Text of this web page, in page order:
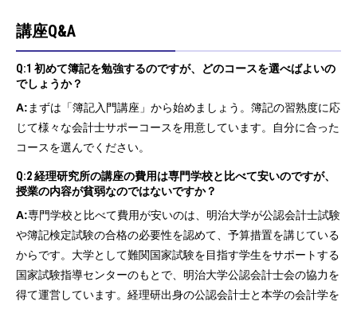
講座Q&A
Q:1 初めて簿記を勉強するのですが、どのコースを選べばよいの
でしょうか？
A: まずは「簿記入門講座」から始めましょう。簿記の習熟度に応
じて様々な会計士サポーコースを用意しています。自分に合った
コースを選んでください。
Q:2 経理研究所の講座の費用は専門学校と比べて安いのですが、
授業の内容が貧弱なのではないですか？
A:専門学校と比べて費用が安いのは、明治大学が公認会計士試験
や簿記検定試験の合格の必要性を認めて、予算措置を講じている
からです。大学として難関国家試験を目指す学生をサポートする
国家試験指導センターのもとで、明治大学公認会計士会の協力を
得て運営しています。経理研出身の公認会計士と本学の会計学を